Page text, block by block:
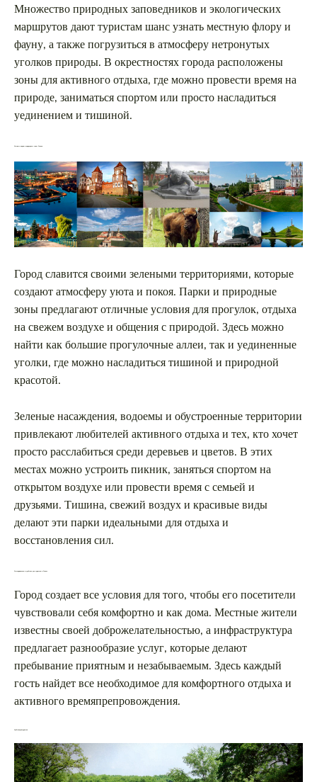
Множество природных заповедников и экологических
маршрутов дают туристам шанс узнать местную флору и
фауну, а также погрузиться в атмосферу нетронутых
уголков природы. В окрестностях города расположены
зоны для активного отдыха, где можно провести время на
природе, заниматься спортом или просто насладиться
уединением и тишиной.
Уютные парки и природные зоны Гомеля
Город славится своими зелеными территориями, которые
создают атмосферу уюта и покоя. Парки и природные
зоны предлагают отличные условия для прогулок, отдыха
на свежем воздухе и общения с природой. Здесь можно
найти как большие прогулочные аллеи, так и уединенные
уголки, где можно насладиться тишиной и природной
красотой.
Зеленые насаждения, водоемы и обустроенные территории
привлекают любителей активного отдыха и тех, кто хочет
просто расслабиться среди деревьев и цветов. В этих
местах можно устроить пикник, заняться спортом на
открытом воздухе или провести время с семьей и
друзьями. Тишина, свежий воздух и красивые виды
делают эти парки идеальными для отдыха и
восстановления сил.
Гостеприимство и удобство для туристов в Гомеле
Город создает все условия для того, чтобы его посетители
чувствовали себя комфортно и как дома. Местные жители
известны своей доброжелательностью, а инфраструктура
предлагает разнообразие услуг, которые делают
пребывание приятным и незабываемым. Здесь каждый
гость найдет все необходимое для комфортного отдыха и
активного времяпрепровождения.
Удобства для туристов